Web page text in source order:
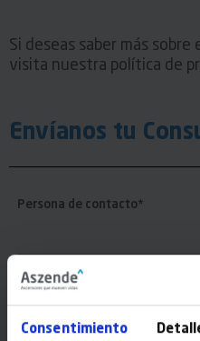
Consentimiento
Si deseas saber más
visita nuestra política de
Envíanos tu
Persona de contacto*
Teléfono de contacto*